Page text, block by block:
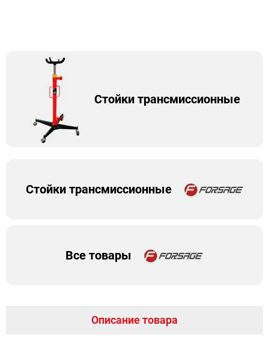
Стойки трансмиссионные
Стойки трансмиссионные
Все товары
Описание товара